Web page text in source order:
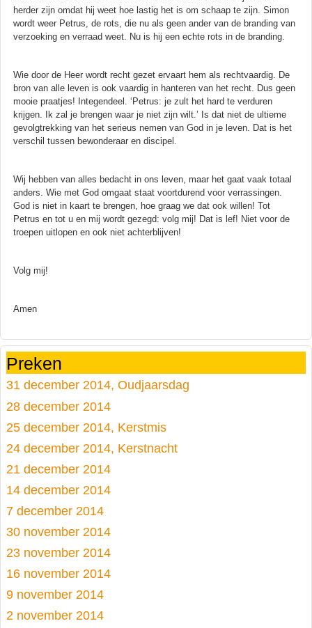
herder zijn omdat hij weet hoe lastig het is om schaap te zijn. Simon
wordt weer Petrus, de rots, die nu als geen ander van de branding van
verzoeking en verraad weet. Nu is hij een echte rots in de branding.
Wie door de Heer wordt recht gezet ervaart hem als rechtvaardig. De
bron van alle leven is ook vaardig in hanteren van het recht. Dus geen
mooie praatjes! Integendeel. ‘Petrus: je zult het hard te verduren
krijgen. Ik zal je brengen waar je niet zijn wilt.’ Is dat niet de ultieme
gevolgtrekking van het serieus nemen van God in je leven. Dat is het
verschil tussen bewonderaar en discipel.
Wij hebben van alles bedacht in ons leven, maar het gaat vaak totaal
anders. Wie met God omgaat staat voortdurend voor verrassingen.
God is niet in kaart te brengen, hoe graag we dat ook willen! Tot
Petrus en tot u en mij wordt gezegd: volg mij! Dat is lef! Niet voor de
troepen uitlopen en ook niet achterblijven!
Volg mij!
Amen
Preken
31 december 2014, Oudjaarsdag
28 december 2014
25 december 2014, Kerstmis
24 december 2014, Kerstnacht
21 december 2014
14 december 2014
7 december 2014
30 november 2014
23 november 2014
16 november 2014
9 november 2014
2 november 2014